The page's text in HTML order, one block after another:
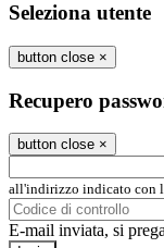
Seleziona utente
button close ×
Recupero
button close ×
all'indirizzo indicato con
E-mail inviata, si